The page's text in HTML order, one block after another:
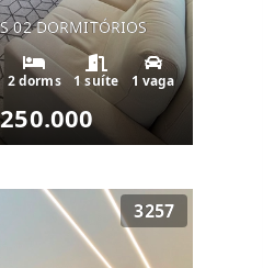
02 DORMITÓRIOS
2 dorms 1 suíte 1 vaga
3257